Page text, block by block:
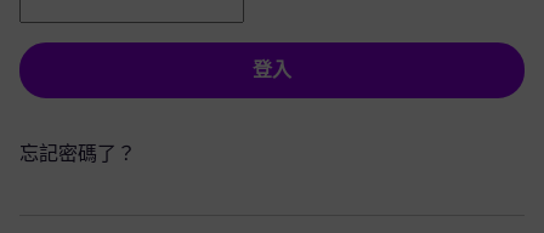
登入
忘記密碼了？